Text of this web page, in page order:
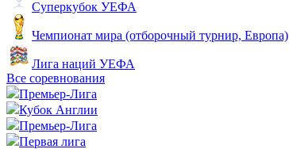
Суперкубок УЕФА
Чемпионат мира (отборочный турнир, Европа)
Лига наций УЕФА
Все соревнования
Премьер-Лига
Кубок Англии
Премьер-Лига
Первая лига